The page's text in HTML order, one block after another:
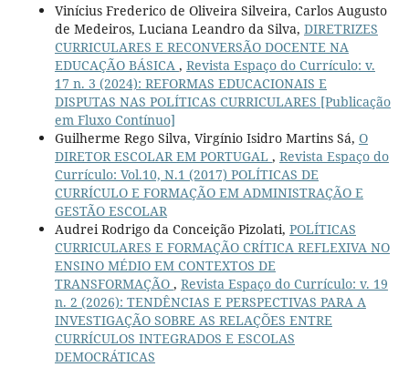
Vinícius Frederico de Oliveira Silveira, Carlos Augusto
de Medeiros, Luciana Leandro da Silva, DIRETRIZES
CURRICULARES E RECONVERSÃO DOCENTE NA
EDUCAÇÃO BÁSICA , Revista Espaço do Currículo: v.
17 n. 3 (2024): REFORMAS EDUCACIONAIS E
DISPUTAS NAS POLÍTICAS CURRICULARES [Publicação
em Fluxo Contínuo]
Guilherme Rego Silva, Virgínio Isidro Martins Sá, O
DIRETOR ESCOLAR EM PORTUGAL , Revista Espaço do
Currículo: Vol.10, N.1 (2017) POLÍTICAS DE
CURRÍCULO E FORMAÇÃO EM ADMINISTRAÇÃO E
GESTÃO ESCOLAR
Audrei Rodrigo da Conceição Pizolati, POLÍTICAS
CURRICULARES E FORMAÇÃO CRÍTICA REFLEXIVA NO
ENSINO MÉDIO EM CONTEXTOS DE
TRANSFORMAÇÃO , Revista Espaço do Currículo: v. 19
n. 2 (2026): TENDÊNCIAS E PERSPECTIVAS PARA A
INVESTIGAÇÃO SOBRE AS RELAÇÕES ENTRE
CURRÍCULOS INTEGRADOS E ESCOLAS
DEMOCRÁTICAS